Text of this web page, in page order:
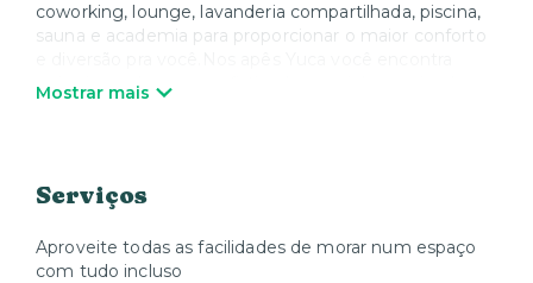
coworking, lounge, lavanderia compartilhada, piscina,
sauna e academia para proporcionar o maior conforto
móveis modernos e sofisticados, cozinha equipada
para que você possa desfrutar sua estadia e se sentir
Mostrar mais
Serviços
Aproveite todas as facilidades de morar num espaço
com tudo incluso